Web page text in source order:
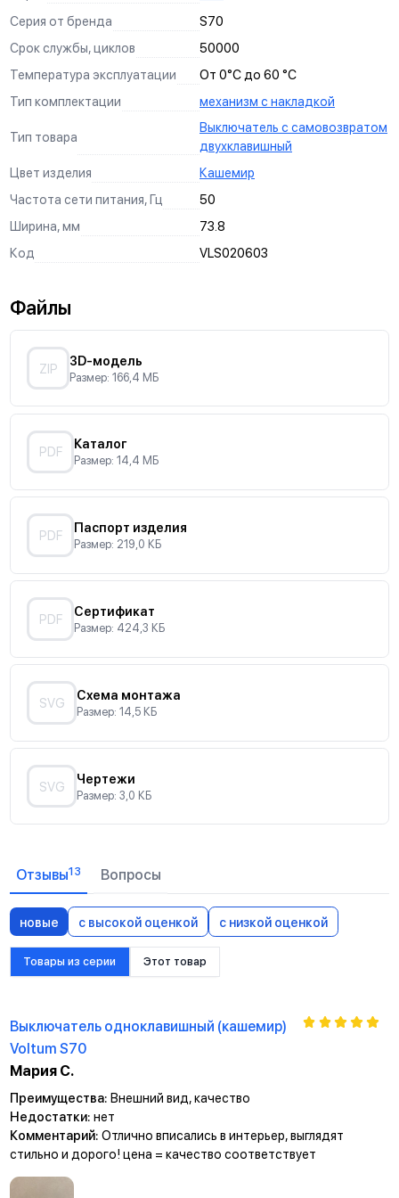
быть уверенны, что вы и ваш дом - в безопасности.
можем гарантировать качество каждого изделия.
использование наших изделий, чтобы с ними было
максимально приятно и удобно работать.
Серия от бренда
S70
Срок службы, циклов
50000
Температура эксплуатации
От 0°С до 60 °С
Тип комплектации
механизм с накладкой
Тип товара
Выключатель с самовозвратом
двухклавишный
Цвет изделия
Кашемир
Частота сети питания, Гц
50
Ширина, мм
73.8
Код
VLS020603
Файлы
ZIP
3D-модель
Размер: 166,4 МБ
PDF
Каталог
Размер: 14,4 МБ
PDF
Паспорт изделия
Размер: 219,0 КБ
PDF
Сертификат
Размер: 424,3 КБ
SVG
Схема монтажа
Размер: 14,5 КБ
SVG
Чертежи
Размер: 3,0 КБ
Отзывы13 Вопросы
новые с высокой оценкой с низкой оценкой
Товары из серии Этот товар
Выключатель одноклавишный (кашемир)
Voltum S70
Мария С.
Преимущества: Внешний вид, качество
Недостатки: нет
Комментарий: Отлично вписались в интерьер, выглядят
стильно и дорого! цена = качество соответствует